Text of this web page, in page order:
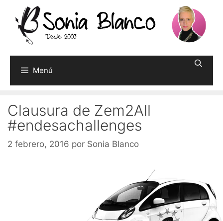
contenido
Menú
Clausura de Zem2All
#endesachallenges
2 febrero, 2016 por Sonia Blanco